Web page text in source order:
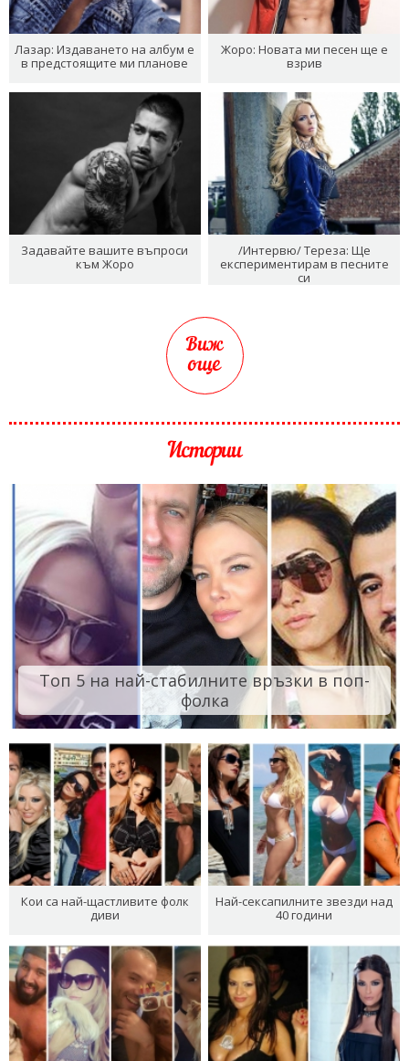
Лазар: Издаването на албум е
в предстоящите ми планове
Жоро: Новата ми песен ще е
взрив
Задавайте вашите въпроси
към Жоро
/Интервю/ Тереза: Ще
експериментирам в песните
си
Виж
още
Истории
Топ 5 на най-стабилните връзки в поп-
фолка
Кои са най-щастливите фолк
диви
Най-сексапилните звезди над
40 години